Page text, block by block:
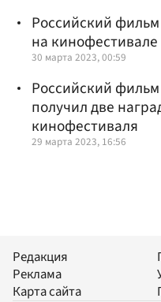
Российский
на
30 марта 2023, 00:59
Российский
получил две
кинофестиваля
29 марта 2023, 16:56
Редакция
Реклама
Карта сайта